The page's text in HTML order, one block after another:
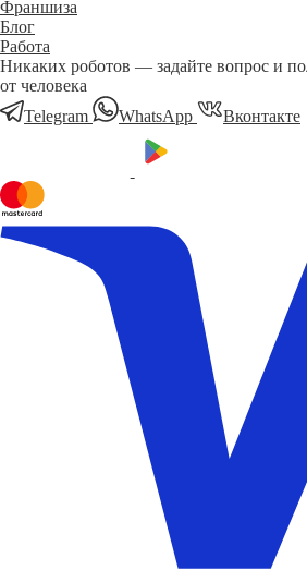
Франшиза
Блог
Работа
Никаких роботов — задайте вопрос и
от человека
Telegram
WhatsApp Вконтакте